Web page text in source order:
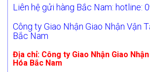
Liên hệ gửi hàng Bắc Nam: hotline:
Công ty Giao Nhận Giao Nhận Vận
Bắc Nam
Địa chỉ: Công ty Giao Nhận Giao
Hóa Bắc Nam